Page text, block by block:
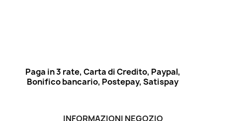
Paga in 3 rate, Carta di Credito, Paypal,
Bonifico bancario, Postepay, Satispay
INFORMAZIONI NEGOZIO